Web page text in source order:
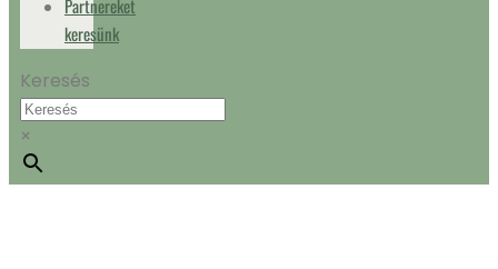
Partnereket
keresünk
Keresés
×